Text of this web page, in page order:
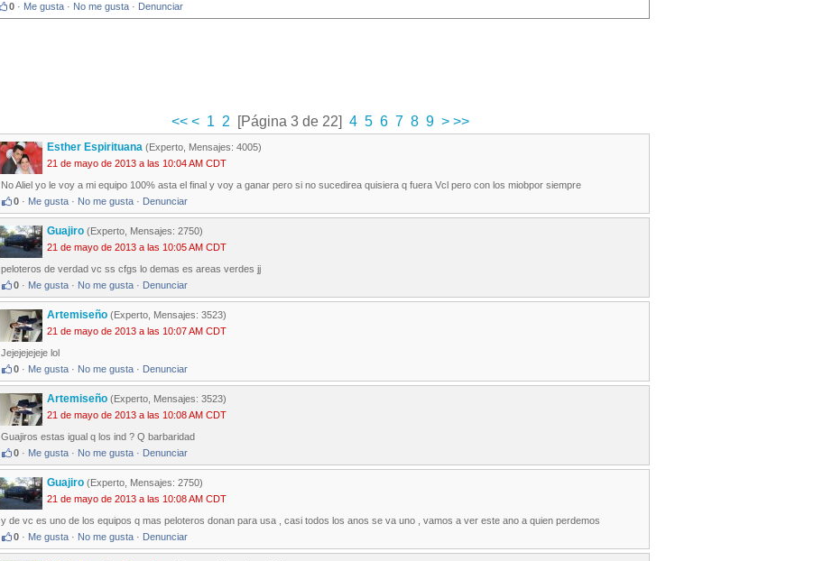
0 · Me gusta · No me gusta · Denunciar
<< < 1 2 [Página 3 de 22] 4 5 6 7 8 9 > >>
Esther Espirituana (Experto, Mensajes: 4005)
21 de mayo de 2013 a las 10:04 AM CDT
No Aliel yo le voy a mi equipo 100% asta el final y voy a ganar pero si no sucedirea quisiera q fuera Vcl pero con los miobpor siempre
0 · Me gusta · No me gusta · Denunciar
Guajiro (Experto, Mensajes: 2750)
21 de mayo de 2013 a las 10:05 AM CDT
peloteros de verdad vc ss cfgs lo demas es areas verdes jj
0 · Me gusta · No me gusta · Denunciar
Artemiseño (Experto, Mensajes: 3523)
21 de mayo de 2013 a las 10:07 AM CDT
Jejejejejeje lol
0 · Me gusta · No me gusta · Denunciar
Artemiseño (Experto, Mensajes: 3523)
21 de mayo de 2013 a las 10:08 AM CDT
Guajiros estas igual q los ind ? Q barbaridad
0 · Me gusta · No me gusta · Denunciar
Guajiro (Experto, Mensajes: 2750)
21 de mayo de 2013 a las 10:08 AM CDT
y de vc es uno de los equipos q mas peloteros donan para usa , casi todos los anos se va uno , vamos a ver este ano a quien perdemos
0 · Me gusta · No me gusta · Denunciar